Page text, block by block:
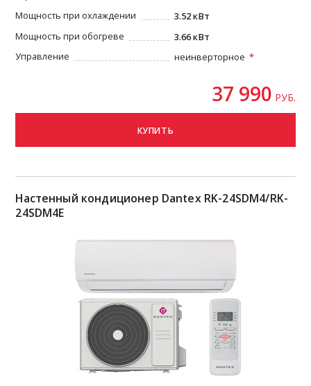
Мощность при охлаждении
3.52 кВт
Мощность при обогреве
3.66 кВт
Управление
неинверторное
37 990 РУБ.
КУПИТЬ
Настенный кондиционер Dantex RK-24SDM4/RK-
24SDM4Е